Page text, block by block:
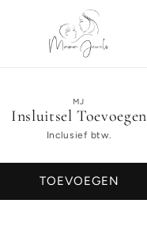
MJ
Insluitsel Toevoegen
Inclusief btw.
TOEVOEGEN